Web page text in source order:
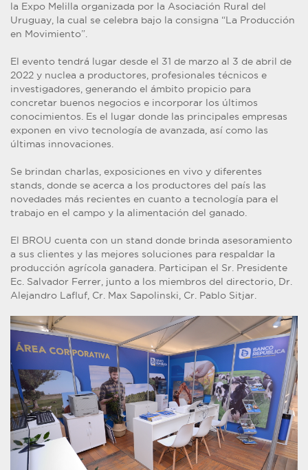
la Expo Melilla organizada por la Asociación Rural del
Uruguay, la cual se celebra bajo la consigna “La Producción
en Movimiento”.
El evento tendrá lugar desde el 31 de marzo al 3 de abril de
2022 y nuclea a productores, profesionales técnicos e
investigadores, generando el ámbito propicio para
concretar buenos negocios e incorporar los últimos
conocimientos. Es el lugar donde las principales empresas
exponen en vivo tecnología de avanzada, así como las
últimas innovaciones.
Se brindan charlas, exposiciones en vivo y diferentes
stands, donde se acerca a los productores del país las
novedades más recientes en cuanto a tecnología para el
trabajo en el campo y la alimentación del ganado.
El BROU cuenta con un stand donde brinda asesoramiento
a sus clientes y las mejores soluciones para respaldar la
producción agrícola ganadera. Participan el Sr. Presidente
Ec. Salvador Ferrer, junto a los miembros del directorio, Dr.
Alejandro Lafluf, Cr. Max Sapolinski, Cr. Pablo Sitjar.